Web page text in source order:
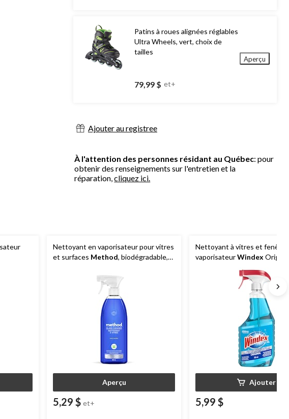
Patins à roues alignées réglables
Ultra Wheels, vert, choix de
tailles
79,99 $ et+
Aperçu
Ajouter au registree
À l'attention des personnes résidant au Québec: pour
obtenir des renseignements sur l'entretien et la
réparation,cliquez ici.
Nettoyant en vaporisateur pour vitres
et surfaces Method, biodégradable,
Aperçu
5,29 $ et+
Nettoyant à vitres et
vaporisateurWindex
Ajouter
5,99 $